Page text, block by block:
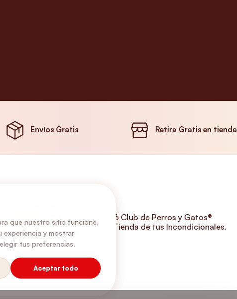
Envíos Gratis Retira Gratis en tienda
©2026 Club de Perros y Gatos®
Somos la Tienda de tus Incondicionales.
que nuestro sitio funcione,
experiencia y mostrar
tus preferencias.
Aceptar todo